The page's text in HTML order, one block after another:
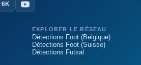
6K
EXPLORER LE RÉSEAU
Détections Foot (Belgique)
Détections Foot (Suisse)
Détections Futsal